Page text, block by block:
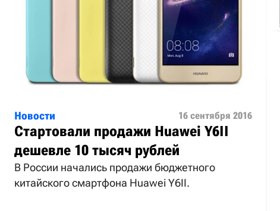
Новости 16 сентября 2016
Стартовали продажи Huawei Y6II
дешевле 10 тысяч рублей
В России начались продажи бюджетного
китайского смартфона Huawei Y6II.